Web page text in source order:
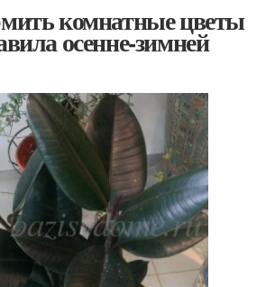
комнатные цветы
осенне-зимней